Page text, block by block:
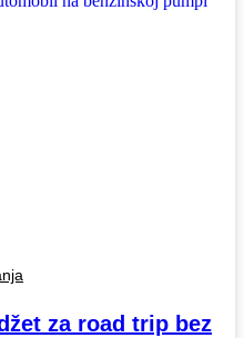
za road trip bez